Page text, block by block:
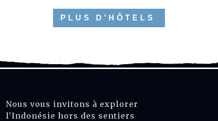
PLUS D'HÔTELS
Nous vous invitons à explorer
l'Indonésie hors des sentiers